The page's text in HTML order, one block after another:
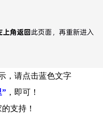
，请点击蓝色文字
” ，即可！
支持！